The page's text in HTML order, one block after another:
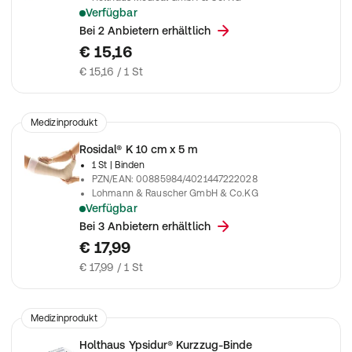
Verfügbar
Zur Behandlung von venösen Erkrankungen
Bei 2 Anbietern erhältlich
€ 15,16
€ 15,16 / 1 St
Medizinprodukt
Rosidal® K 10 cm x 5 m
1 St
| Binden
PZN/EAN:00885984/4021447222028
Lohmann & Rauscher GmbH & Co.KG
Verfügbar
Zum Stützen und Entlasten in der Traumatologie und
Bei 3 Anbietern erhältlich
€ 17,99
€ 17,99 / 1 St
Medizinprodukt
Holthaus Ypsidur® Kurzzug-Binde